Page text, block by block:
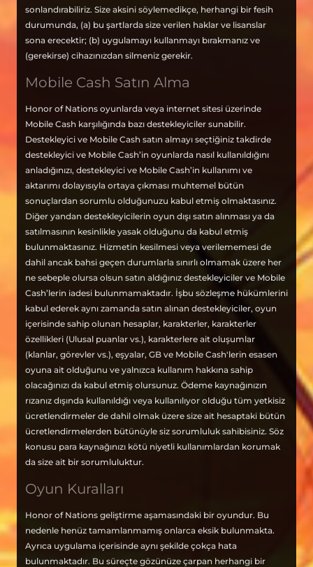
sonlandırabiliriz. Size aksini söylemedikçe, herhangi bir fesih
durumunda, (a) bu şartlarda size verilen haklar ve lisanslar
sona erecektir; (b) uygulamayı kullanmayı bırakmanız ve
(gerekirse) cihazınızdan silmeniz gerekir.
Mobile Cash Satın Alma
Honor of Nations oyunlarda veya internet sitesi üzerinde
Mobile Cash karşılığında bazı destekleyiciler sunabilir.
Destekleyici ve Mobile Cash satın almayı seçtiğiniz takdirde
destekleyici ve Mobile Cash’in oyunlarda nasıl kullanıldığını
anladığınızı, destekleyici ve Mobile Cash’in kullanımı ve
aktarımı dolayısıyla ortaya çıkması muhtemel bütün
sonuçlardan sorumlu olduğunuzu kabul etmiş olmaktasınız.
Diğer yandan destekleyicilerin oyun dışı satın alınması ya da
satılmasının kesinlikle yasak olduğunu da kabul etmiş
bulunmaktasınız. Hizmetin kesilmesi veya verilememesi de
dahil ancak bahsi geçen durumlarla sınırlı olmamak üzere her
ne sebeple olursa olsun satın aldığınız destekleyiciler ve Mobile
Cash’lerin iadesi bulunmamaktadır. İşbu sözleşme hükümlerini
kabul ederek aynı zamanda satın alınan destekleyiciler, oyun
içerisinde sahip olunan hesaplar, karakterler, karakterler
özellikleri (Ulusal puanlar vs.), karakterlere ait oluşumlar
(klanlar, görevler vs.), eşyalar, GB ve Mobile Cash'lerin esasen
oyuna ait olduğunu ve yalnızca kullanım hakkına sahip
olacağınızı da kabul etmiş olursunuz. Ödeme kaynağınızın
rızanız dışında kullanıldığı veya kullanılıyor olduğu tüm yetkisiz
ücretlendirmeler de dahil olmak üzere size ait hesaptaki bütün
ücretlendirmelerden bütünüyle siz sorumluluk sahibisiniz. Söz
konusu para kaynağınızı kötü niyetli kullanımlardan korumak
da size ait bir sorumluluktur.
Oyun Kuralları
Honor of Nations geliştirme aşamasındaki bir oyundur. Bu
nedenle henüz tamamlanmamış onlarca eksik bulunmakta.
Ayrıca uygulama içerisinde aynı şekilde çokça hata
bulunmaktadır. Bu süreçte gözünüze çarpan herhangi bir